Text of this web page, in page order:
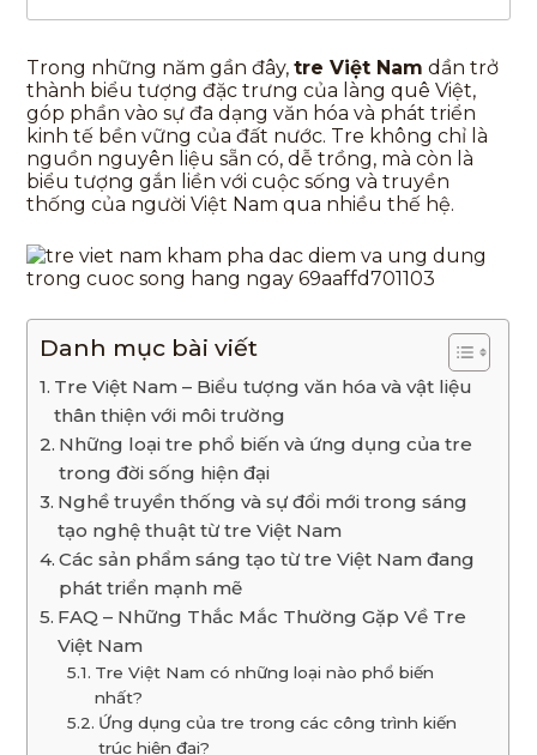
Trong những năm gần đây,tre Việt Nam dần trở
thành biểu tượng đặc trưng của làng quê Việt,
góp phần vào sự đa dạng văn hóa và phát triển
kinh tế bền vững của đất nước. Tre không chỉ là
nguồn nguyên liệu sẵn có, dễ trồng, mà còn là
biểu tượng gắn liền với cuộc sống và truyền
thống của người Việt Nam qua nhiều thế hệ.
Danh mục bài viết
Tre Việt Nam – Biểu tượng văn hóa và vật liệu
thân thiện với môi trường
Những loại tre phổ biến và ứng dụng của tre
trong đời sống hiện đại
Nghề truyền thống và sự đổi mới trong sáng
tạo nghệ thuật từ tre Việt Nam
Các sản phẩm sáng tạo từ tre Việt Nam đang
phát triển mạnh mẽ
FAQ – Những Thắc Mắc Thường Gặp Về Tre
Việt Nam
Tre Việt Nam có những loại nào phổ biến
nhất?
Ứng dụng của tre trong các công trình kiến
trúc hiện đại?